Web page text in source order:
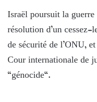
Israël poursuit la guerre
résolution d’un
de sécurité de l’ONU,
Cour internationale de
“génocide“.